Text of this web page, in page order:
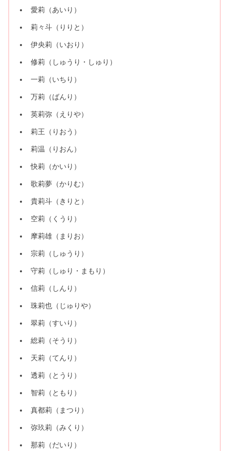
愛莉（あいり）
莉々斗（りりと）
伊央莉（いおり）
修莉（しゅうり・しゅり）
一莉（いちり）
万莉（ばんり）
英莉弥（えりや）
莉王（りおう）
莉温（りおん）
快莉（かいり）
歌莉夢（かりむ）
貴莉斗（きりと）
空莉（くうり）
摩莉雄（まりお）
宗莉（しゅうり）
守莉（しゅり・まもり）
信莉（しんり）
珠莉也（じゅりや）
翠莉（すいり）
総莉（そうり）
天莉（てんり）
透莉（とうり）
智莉（ともり）
真都莉（まつり）
弥玖莉（みくり）
那莉（だいり）